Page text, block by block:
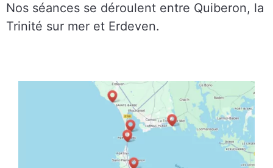
Nos séances se déroulent entre Quiberon, la
Trinité sur mer et Erdeven.